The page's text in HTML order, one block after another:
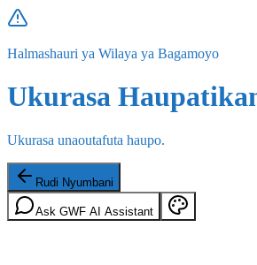
Halmashauri ya Wilaya ya Bagamoyo
Ukurasa
Ukurasa unaoutafuta haupo.
Rudi Nyumbani
Ask GWF AI Assistant